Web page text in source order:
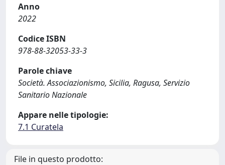
Anno
2022
Codice ISBN
978-88-32053-33-3
Parole chiave
Società. Associazionismo, Sicilia, Ragusa, Servizio
Sanitario Nazionale
Appare nelle tipologie:
7.1 Curatela
File in questo prodotto: